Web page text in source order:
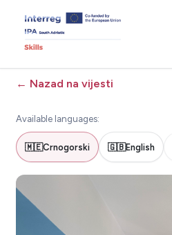
← Nazad na vijesti
Available languages:
🇲🇪Crnogorski 🇬🇧English